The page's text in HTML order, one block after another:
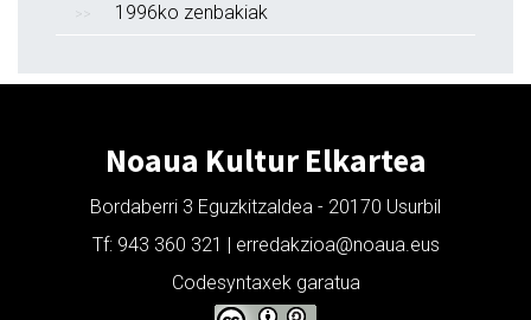
1996ko zenbakiak
Noaua Kultur Elkartea
Bordaberri 3 Eguzkitzaldea - 20170 Usurbil
Tf: 943 360 321 | erredakzioa@noaua.eus
Codesyntaxek garatua